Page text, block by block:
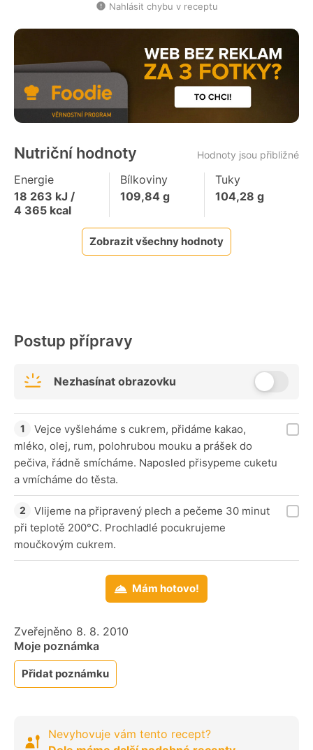
Nahlásit chybu v receptu
Nutriční hodnoty Hodnoty jsou přibližné
Energie
18 263 kJ /
4 365 kcal
Bílkoviny
109,84 g
Tuky
104,28 g
Zobrazit všechny hodnoty
Postup přípravy
Nezhasínat obrazovku
Vejce vyšleháme s cukrem, přidáme kakao,
mléko, olej, rum, polohrubou mouku a prášek do
pečiva, řádně smícháme. Naposled přisypeme cuketu
a vmícháme do těsta.
Vlijeme na připravený plech a pečeme 30 minut
při teplotě 200°C. Prochladlé pocukrujeme
moučkovým cukrem.
Mám hotovo!
Zveřejněno 8. 8. 2010
Moje poznámka
Přidat poznámku
Nevyhovuje vám tento recept?